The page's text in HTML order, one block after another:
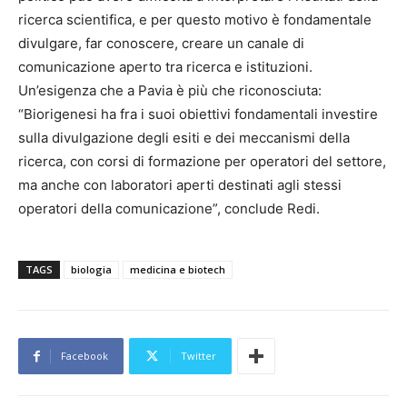
ricerca scientifica, e per questo motivo è fondamentale
divulgare, far conoscere, creare un canale di
comunicazione aperto tra ricerca e istituzioni.
Un’esigenza che a Pavia è più che riconosciuta:
“Biorigenesi ha fra i suoi obiettivi fondamentali investire
sulla divulgazione degli esiti e dei meccanismi della
ricerca, con corsi di formazione per operatori del settore,
ma anche con laboratori aperti destinati agli stessi
operatori della comunicazione”, conclude Redi.
TAGS biologia medicina e biotech
Facebook Twitter